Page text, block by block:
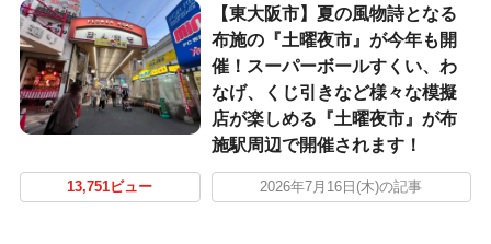
【東大阪市】夏の風物詩となる
布施の『土曜夜市』が今年も開
催！スーパーボールすくい、わ
なげ、くじ引きなど様々な模擬
店が楽しめる『土曜夜市』が布
施駅周辺で開催されます！
13,751ビュー 2026年7月16日(木)の記事